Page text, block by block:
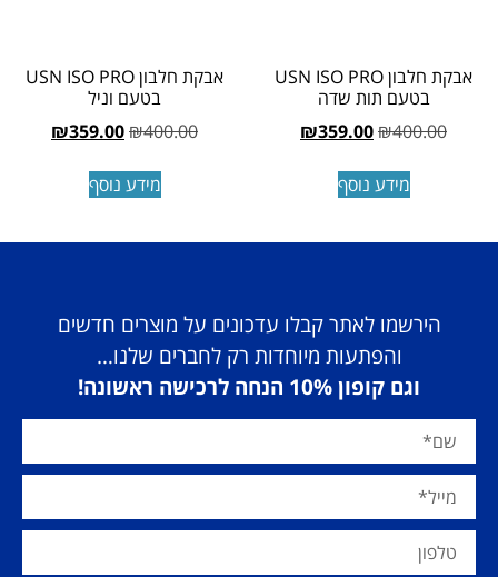
אבקת חלבון USN ISO PRO
בטעם תות שדה
₪400.00
₪359.00
מידע נוסף
אבקת חלבון USN ISO PRO
בטעם וניל
₪400.00
₪359.00
מידע נוסף
הירשמו לאתר קבלו עדכונים על מוצרים חדשים
והפתעות מיוחדות רק לחברים שלנו…
וגם קופון 10% הנחה לרכישה ראשונה!